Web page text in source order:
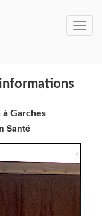
Garches
Santé